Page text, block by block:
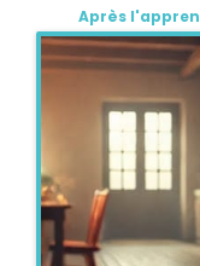
Après